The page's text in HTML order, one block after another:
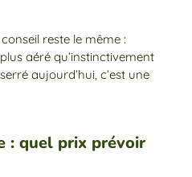
reste le même :
aéré qu’instinctivement
aujourd’hui, c’est une
: quel prix prévoir